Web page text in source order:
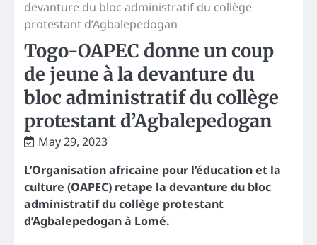
devanture du bloc administratif du collège
protestant d’Agbalepedogan
Togo-OAPEC donne un coup
de jeune à la devanture du
bloc administratif du collège
protestant d’Agbalepedogan
May 29, 2023
L’Organisation africaine pour l’éducation et la
culture (OAPEC) retape la devanture du bloc
administratif du collège protestant
d’Agbalepedogan à Lomé.